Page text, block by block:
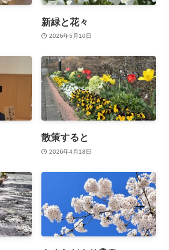
新緑と花々
2026年5月10日
散策すると
2026年4月18日